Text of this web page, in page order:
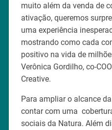
muito além da venda de
ativação, queremos
uma experiência
mostrando como cada
positivo na vida de
Verônica Gordilho, co-
Creative.
Para ampliar o alcance
contar com uma
sociais da Natura. Além